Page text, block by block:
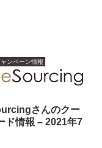
ンペーン情報
さんのクー
ド情報 – 2021年7